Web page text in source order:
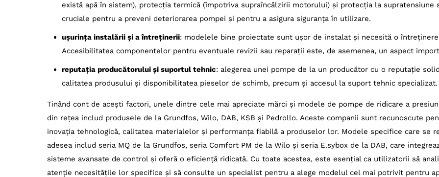
există apă în sistem), protecția termică (împotriva supraîncălzirii motorului) și protecția la supratensiune
cruciale pentru a preveni deteriorarea pompei și pentru a asigura siguranța în utilizare.
ușurința instalării și a întreținerii: modelele bine proiectate sunt ușor de instalat și necesită o
Accesibilitatea componentelor pentru eventuale revizii sau reparații este, de asemenea, un aspect
reputația producătorului și suportul tehnic: alegerea unei pompe de la un producător cu o reputație
calitatea produsului și disponibilitatea pieselor de schimb, precum și accesul la suport tehnic specializat.
Tinând cont de acești factori, unele dintre cele mai apreciate mărci și modele de pompe de ridicare a
din rețea includ produsele de la Grundfos, Wilo, DAB, KSB și Pedrollo. Aceste companii sunt recunoscute
inovația tehnologică, calitatea materialelor și performanța fiabilă a produselor lor. Modele specifice care se
adesea includ seria MQ de la Grundfos, seria Comfort PM de la Wilo și seria E.sybox de la DAB, care
sisteme avansate de control și oferă o eficiență ridicată. Cu toate acestea, este esențial ca utilizatorii să
atenție necesitățile lor specifice și să consulte un specialist pentru a alege modelul cel mai potrivit pentru